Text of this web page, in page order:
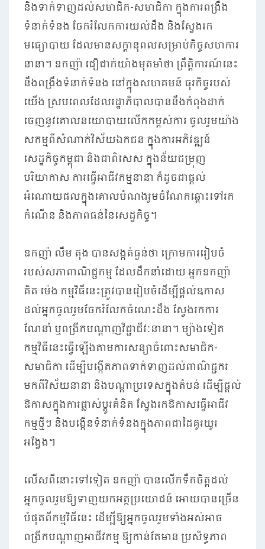
និងទាក់ទាញដល់សមាជិក-សមាជិកា ក្នុងការពង្រឹង
ទំនាក់ទំនង ចែករំលែកការយល់ដឹង និងស្វែងរក
មធ្យោបាយ ដែលមានសក្តានុពលសម្រាប់កិច្ចសហការ
នានា។ ឧកញ៉ា ជឿជាក់យ៉ាងមុតមាំថា ព្រឹត្តិការណ៍នេះ
នឹងពង្រឹងទំនាក់ទំនង នៅក្នុងសហគមន៍ ធុរកិច្ចរបស់
យើង ស្របពេលដែលរដ្ឋាភិបាលបាននឹងកំពុងដាក់
ចេញនូវគោលនយោបាយលើកកម្ពស់ការ ចូលរួមយ៉ាង
សកម្មពីសំណាក់វិស័យឯកជន ក្នុងការអភិវឌ្ឍន៍
សេដ្ឋកិច្ចកម្ពុជា និងជាពិសេស ក្នុងន័យជម្រុញ
បរិយាកាស ការធ្វើអាជីវកម្មនានា ក៏ដូចជាផ្តល់
អំណោយផលក្នុងគោលបំណងរួមចំណែកឆ្ពោះទៅរក
កំណើន និងភាពធន់នៃសេដ្ឋកិច្ច។
ឧកញ៉ា លឹម តុង បានសង្កត់ធ្ងន់ថា ក្រោមការរៀបចំ
របស់សភាពាណិជ្ជកម្ម ដែលដឹកនាំដោយ អ្នកឧកញ៉ា
គិត ម៉េង កម្មវិធីនេះត្រូវបានរៀបចំដើម្បីផ្តល់ឩកាស
ដល់អ្នកចូលរួមចែករំលែកចំណេះដឹង ស្វែងរកការ
ណែនាំ ឬពង្រីកបណ្តាញវិជ្ជាជីវៈនានា។ ម្យ៉ាងទៀត
កម្មវិធីនេះធ្វើឡើងតាមការសន្យាចំពោះសមាជិក-
សមាជិកា ដើម្បីបង្កើតភាពទាក់ទាញដល់ពាណិជ្ជករ
មកពីវិស័យនានា និងបណ្តាប្រទេសក្នុងតំបន់ ដើម្បីផ្តល់
ឱកាសក្នុងការផ្លាស់ប្តូរគំនិត ស្វែងរកឱកាសធ្វើអាជីវ
កម្មថ្មីៗ និងបង្កើនទំនាក់ទំនងក្នុងភាពជាដៃគូរយូរ
អង្វែង។
លើសពីនោះទៅទៀត ឧកញ៉ា បានលើកទឹកចិត្តដល់
អ្នកចូលរួមឱ្យទាញយកអត្ថប្រយោជន៍ អោយបានច្រើន
បំផុតពីកម្មវិធីនេះ ដើម្បីឱ្យអ្នកចូលរូមទាំងអស់អាច
ពង្រីកបណ្តាញអាជីវកម្ម ឱ្យកាន់តែមាន ប្រសិទ្ធភាព